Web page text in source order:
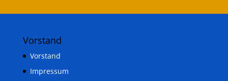
Vorstand
Vorstand
Impressum